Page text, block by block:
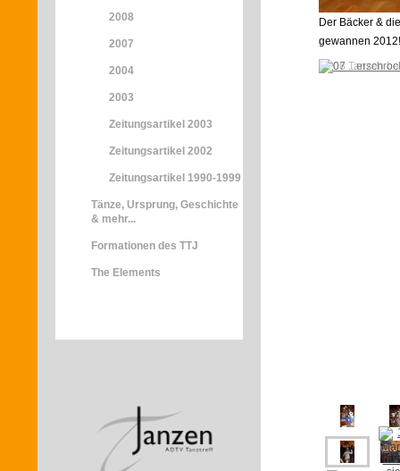
2008
2007
2004
2003
Zeitungsartikel 2003
Zeitungsartikel 2002
Zeitungsartikel 1990-1999
Tänze, Ursprung, Geschichte
& mehr...
Formationen des TTJ
The Elements
Der Bäcker &
gewannen 2012!